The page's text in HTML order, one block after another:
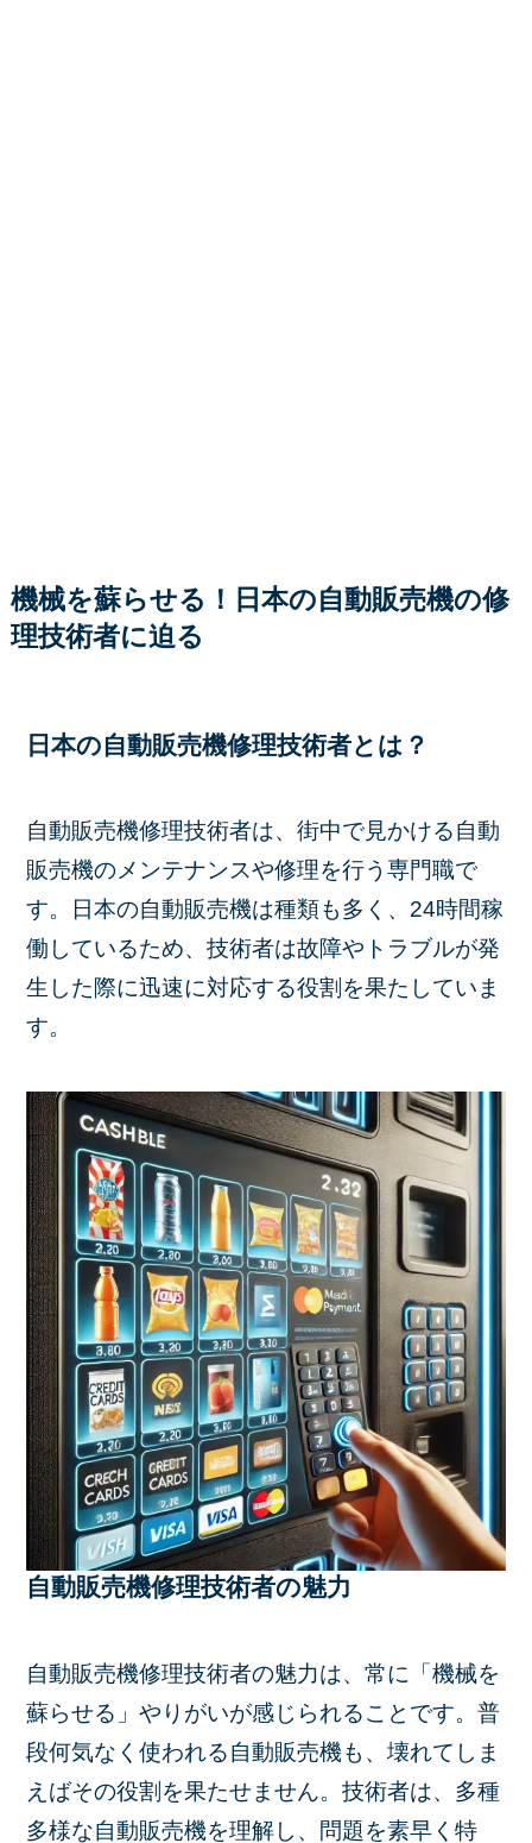
機械を蘇らせる！日本の自動販売機の修
理技術者に迫る
日本の自動販売機修理技術者とは？
自動販売機修理技術者は、街中で見かける自動
販売機のメンテナンスや修理を行う専門職で
す。日本の自動販売機は種類も多く、24時間稼
働しているため、技術者は故障やトラブルが発
生した際に迅速に対応する役割を果たしていま
す。
自動販売機修理技術者の魅力
自動販売機修理技術者の魅力は、常に「機械を
蘇らせる」やりがいが感じられることです。普
段何気なく使われる自動販売機も、壊れてしま
えばその役割を果たせません。技術者は、多種
多様な自動販売機を理解し、問題を素早く特